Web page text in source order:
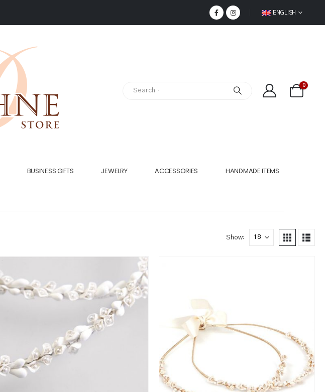
ENGLISH
0
BUSINESS GIFTS JEWELRY ACCESSORIES HANDMADE ITEMS
Show: